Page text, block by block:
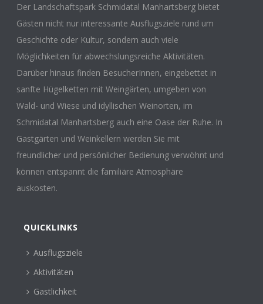
Der Landschaftspark Schmidatal Manhartsberg bietet
Gästen nicht nur interessante Ausflugsziele rund um
Geschichte oder Kultur, sondern auch viele
Möglichkeiten für abwechslungsreiche Aktivitäten.
Darüber hinaus finden BesucherInnen, eingebettet in
sanfte Hügelketten mit Weingärten, umgeben von
Wald- und Wiese und idyllischen Weinorten, im
Schmidatal Manhartsberg auch eine Oase der Ruhe. In
Gastgärten und Weinkellern werden Sie mit
freundlicher und persönlicher Bedienung verwöhnt und
können entspannt die familiäre Atmosphäre
auskosten.
QUICKLINKS
Ausflugsziele
Aktivitäten
Gastlichkeit